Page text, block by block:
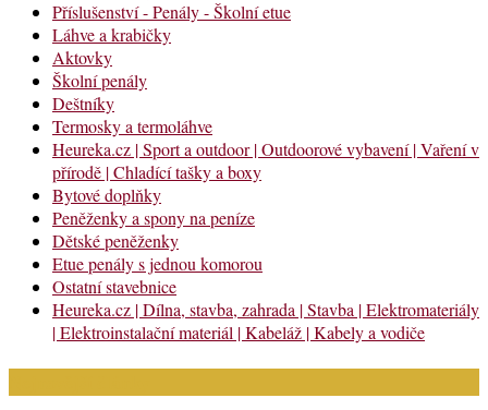
Příslušenství - Penály - Školní etue
Láhve a krabičky
Aktovky
Školní penály
Deštníky
Termosky a termoláhve
Heureka.cz | Sport a outdoor | Outdoorové vybavení | Vaření v
přírodě | Chladící tašky a boxy
Bytové doplňky
Peněženky a spony na peníze
Dětské peněženky
Etue penály s jednou komorou
Ostatní stavebnice
Heureka.cz | Dílna, stavba, zahrada | Stavba | Elektromateriály
| Elektroinstalační materiál | Kabeláž | Kabely a vodiče